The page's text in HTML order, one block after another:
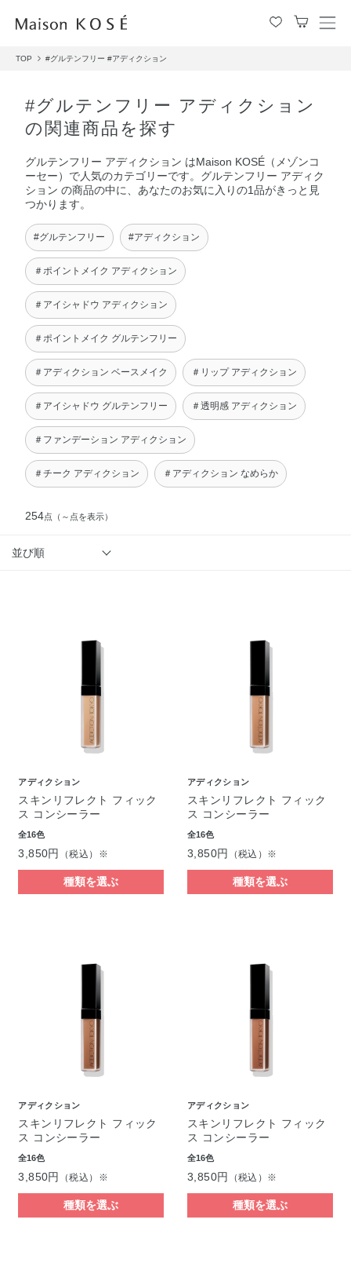
メ
TOP #グルテンフリー #アディクション
#グルテンフリー アディクション
の関連商品を探す
グルテンフリー アディクション はMaison KOSÉ（メゾンコ
ーセー）で人気のカテゴリーです。グルテンフリー アディク
ション の商品の中に、あなたのお気に入りの1品がきっと見
つかります。
#グルテンフリー #アディクション
＃ポイントメイク アディクション
＃アイシャドウ アディクション
＃ポイントメイク グルテンフリー
＃アディクション ベースメイク ＃リップ アディクション
＃アイシャドウ グルテンフリー ＃透明感 アディクション
＃ファンデーション アディクション
＃チーク アディクション ＃アディクション なめらか
254点 （～点を表示）
並び順
アディクション
スキンリフレクト フィック
ス コンシーラー
全16色
3,850円 （税込）※
種類を選ぶ
アディクション
スキンリフレクト フィック
ス コンシーラー
全16色
3,850円 （税込）※
種類を選ぶ
アディクション
スキンリフレクト フィック
ス コンシーラー
全16色
3,850円 （税込）※
種類を選ぶ
アディクション
スキンリフレクト フィック
ス コンシーラー
全16色
3,850円 （税込）※
種類を選ぶ